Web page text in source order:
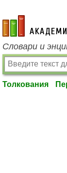
academic.ru
Словари и
Толкования